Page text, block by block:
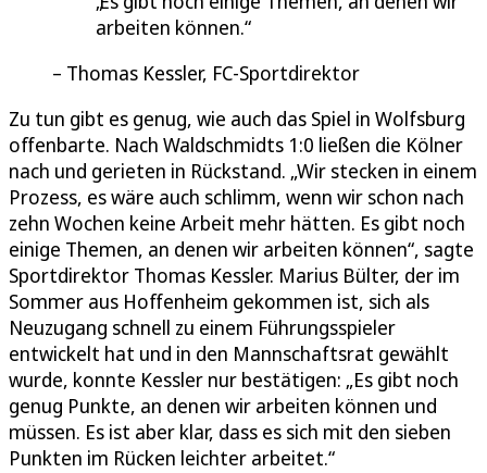
arbeiten können.
Thomas Kessler, FC-Sportdirektor
Zu tun gibt es genug, wie auch das Spiel in Wolfsburg
offenbarte. Nach Waldschmidts 1:0 ließen die Kölner
nach und gerieten in Rückstand. „Wir stecken in einem
Prozess, es wäre auch schlimm, wenn wir schon nach
zehn Wochen keine Arbeit mehr hätten. Es gibt noch
einige Themen, an denen wir arbeiten können“, sagte
Sportdirektor Thomas Kessler. Marius Bülter, der im
Sommer aus Hoffenheim gekommen ist, sich als
Neuzugang schnell zu einem Führungsspieler
entwickelt hat und in den Mannschaftsrat gewählt
wurde, konnte Kessler nur bestätigen: „Es gibt noch
genug Punkte, an denen wir arbeiten können und
müssen. Es ist aber klar, dass es sich mit den sieben
Punkten im Rücken leichter arbeitet.“